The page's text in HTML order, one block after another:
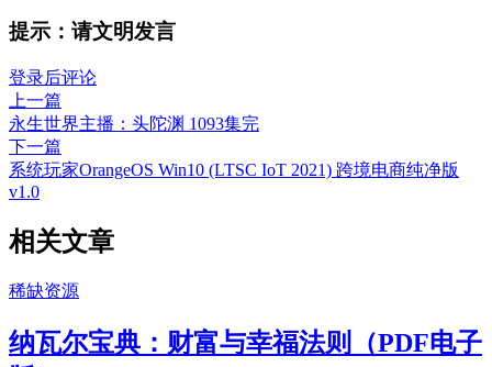
提示：请文明发言
登录后评论
上一篇
永生世界主播：头陀渊 1093集完
下一篇
系统玩家OrangeOS Win10 (LTSC IoT 2021) 跨境电商纯净版
v1.0
相关文章
稀缺资源
纳瓦尔宝典：财富与幸福法则（PDF电子